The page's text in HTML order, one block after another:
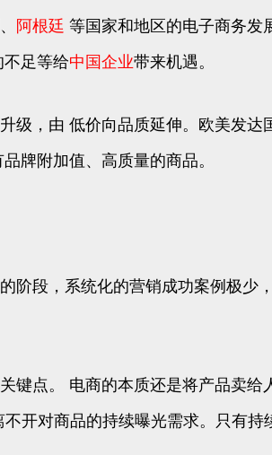
阿根廷 等国家和地区的电子商务发
足等给中国企业带来机遇。
级，由 低价向品质延伸。欧美发
牌附加值、高质量的商品。
阶段，系统化的营销成功案例极
键点。 电商的本质还是将产品卖
开对商品的持续曝光需求。只有